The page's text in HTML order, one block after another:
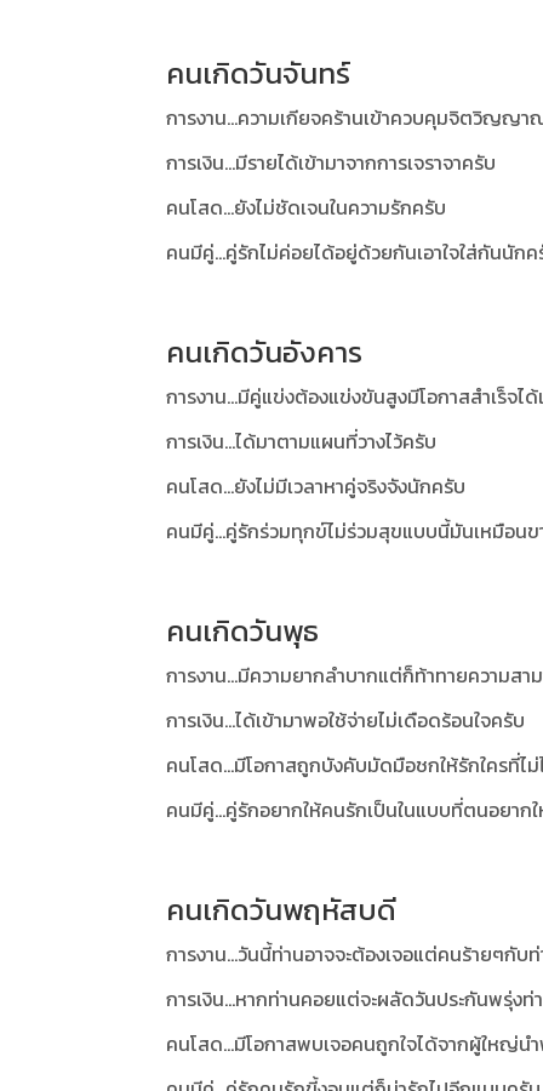
คนเกิดวันจันทร์
การงาน...ความเกียจคร้านเข้าควบคุมจิตวิญญ
การเงิน...มีรายได้เข้ามาจากการเจราจาครับ
คนโสด...ยังไม่ชัดเจนในความรักครับ
คนมีคู่...คู่รักไม่ค่อยได้อยู่ด้วยกันเอาใจใส่กันนัก
คนเกิดวันอังคาร
การงาน...มีคู่แข่งต้องแข่งขันสูงมีโอกาสสำเร็จไ
การเงิน...ได้มาตามแผนที่วางไว้ครับ
คนโสด...ยังไม่มีเวลาหาคู่จริงจังนักครับ
คนมีคู่...คู่รักร่วมทุกข์ไม่ร่วมสุขแบบนี้มันเหมือนข
คนเกิดวันพุธ
การงาน...มีความยากลำบากแต่ก็ท้าทายความส
การเงิน...ได้เข้ามาพอใช้จ่ายไม่เดือดร้อนใจครับ
คนโสด...มีโอกาสถูกบังคับมัดมือชกให้รักใครที่ไ
คนมีคู่...คู่รักอยากให้คนรักเป็นในแบบที่ตนอยากใ
คนเกิดวันพฤหัสบดี
การงาน...วันนี้ท่านอาจจะต้องเจอแต่คนร้ายๆกั
การเงิน...หากท่านคอยแต่จะผลัดวันประกันพรุ่งท่
คนโสด...มีโอกาสพบเจอคนถูกใจได้จากผู้ใหญ่น